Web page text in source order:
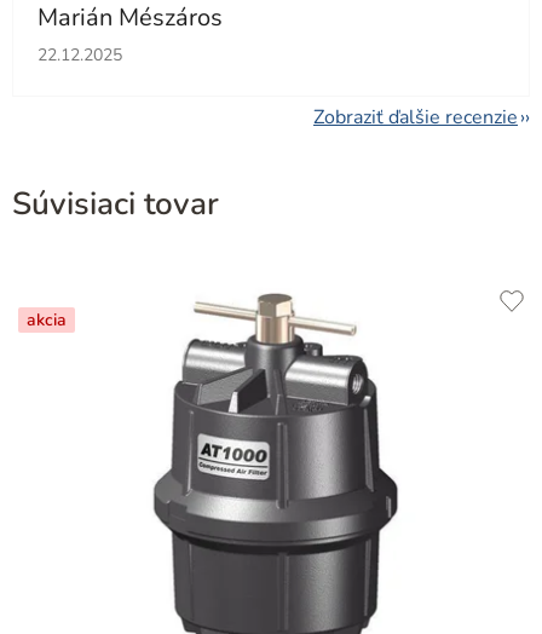
Marián Mészáros
Hodnotenie obchodu je 5 z 5 hviezdičiek.
22.12.2025
Zobraziť ďalšie recenzie
Súvisiaci tovar
akcia